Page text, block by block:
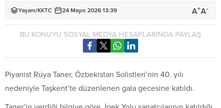
Yaşam/KKTC 24 Mayıs 2026 13:39 A+A-
BU KONUYU SOSYAL MEDYA HESAPLARINDA PAYLAŞ
Piyanist Rüya Taner, Özbekistan Solistleri’nin 40. yılı
nedeniyle Taşkent’te düzenlenen gala gecesine katıldı.